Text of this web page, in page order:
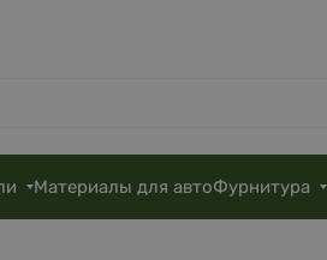
Материалы для автоФурнитура